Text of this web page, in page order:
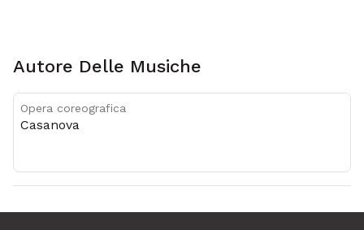
Autore Delle Musiche
Opera coreografica
Casanova